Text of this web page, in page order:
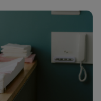
jakby ASTRUP,
że dajesz swojemu
dnia.